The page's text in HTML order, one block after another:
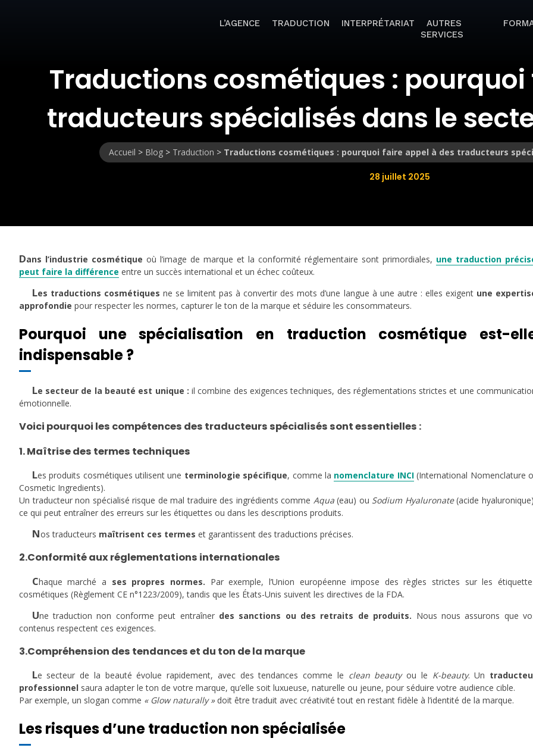
L’AGENCE TRADUCTION INTERPRÉTARIAT
AUTRES
SERVICES
Traductions cosmétiques :
traducteurs spécialisés dans le
Accueil > Blog > Traduction > Traductions cosmétiques : pourquoi faire appel à des traducteurs
28 juillet 2025
Dans l’industrie cosmétique où l’image de marque et la conformité réglementaire sont primordiales, une traduction
peut faire la différence entre un succès international et un échec coûteux.
Les traductions cosmétiques ne se limitent pas à convertir des mots d’une langue à une autre : elles exigent une
approfondie pour respecter les normes, capturer le ton de la marque et séduire les consommateurs.
Pourquoi une spécialisation en traduction cosmétique est-
indispensable ?
Le secteur de la beauté est unique : il combine des exigences techniques, des réglementations strictes et une
émotionnelle.
Voici pourquoi les compétences des traducteurs spécialisés sont essentielles :
1. Maîtrise des termes techniques
Les produits cosmétiques utilisent une terminologie spécifique, comme la nomenclature INCI(International Nomenclature
Cosmetic Ingredients).
Un traducteur non spécialisé risque de mal traduire des ingrédients comme Aqua(eau) ou Sodium Hyaluronate(acide
ce qui peut entraîner des erreurs sur les étiquettes ou dans les descriptions produits.
Nos traducteurs maîtrisent ces termes et garantissent des traductions précises.
2.Conformité aux réglementations internationales
Chaque marché a ses propres normes. Par exemple, l’Union européenne impose des règles strictes sur les
cosmétiques (Règlement CE n°1223/2009), tandis que les États-Unis suivent les directives de la FDA.
Une traduction non conforme peut entraînerdes sanctions ou des retraits de produits. Nous nous assurons que
contenus respectent ces exigences.
3.Compréhension des tendances et du ton de la marque
Le secteur de la beauté évolue rapidement, avec des tendances comme le clean beautyou le K-beauty. Un
professionnel saura adapter le ton de votre marque, qu’elle soit luxueuse, naturelle ou jeune, pour séduire votre audience cible.
Par exemple, un slogan comme « Glow naturally »doit être traduit avec créativité tout en restant fidèle à l’identité de la marque.
Les risques d’une traduction non spécialisée